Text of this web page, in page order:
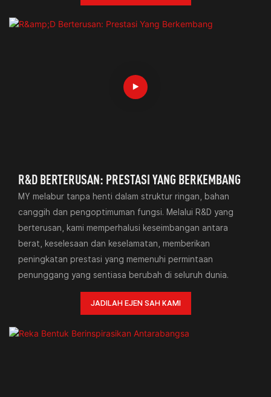
R&D BERTERUSAN: PRESTASI YANG BERKEMBANG
MY melabur tanpa henti dalam struktur ringan, bahan
canggih dan pengoptimuman fungsi. Melalui R&D yang
berterusan, kami memperhalusi keseimbangan antara
berat, keselesaan dan keselamatan, memberikan
peningkatan prestasi yang memenuhi permintaan
penunggang yang sentiasa berubah di seluruh dunia.
JADILAH EJEN SAH KAMI